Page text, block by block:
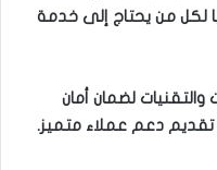
لكل من يحتاج إلى خدمة
لضمان أمان
تقديم دعم عملاء متميز.